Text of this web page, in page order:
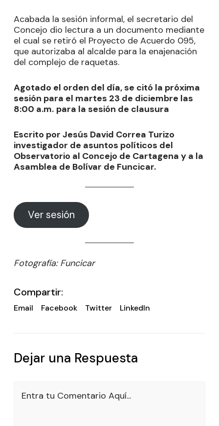
Acabada la sesión informal, el secretario del
Concejo dio lectura a un documento mediante
el cual se retiró el Proyecto de Acuerdo 095,
que autorizaba al alcalde para la enajenación
del complejo de raquetas.
Agotado el orden del día, se citó la próxima
sesión para el martes 23 de diciembre las
8:00 a.m. para la sesión de clausura
Escrito por Jesús David Correa Turizo
investigador de asuntos políticos del
Observatorio al Concejo de Cartagena y a la
Asamblea de Bolívar de Funcicar.
Ver sesión
Fotografía: Funcicar
Compartir:
Email Facebook Twitter LinkedIn
Dejar una Respuesta
Entra tu Comentario Aquí...